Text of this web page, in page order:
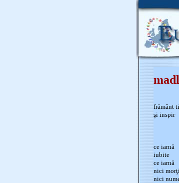
frământ
şi inspir
ce iarnă
iubite
ce iarnă
nici
nici